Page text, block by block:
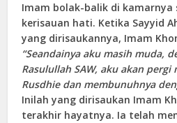
Imam bolak-balik di kamarnya
kerisauan hati. Ketika Sayyid
yang dirisaukannya, Imam
“Seandainya aku masih muda,
Rasulullah SAW, aku akan pergi
Rusdhie dan membunuhnya
Inilah yang dirisaukan Imam
terakhir hayatnya. Ia telah